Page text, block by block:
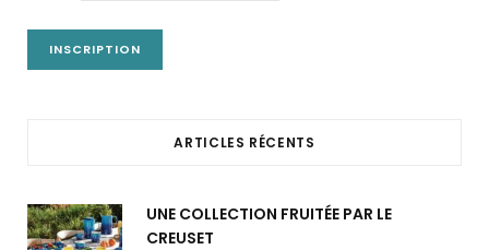
ARTICLES RÉCENTS
UNE COLLECTION FRUITÉE PAR LE
CREUSET